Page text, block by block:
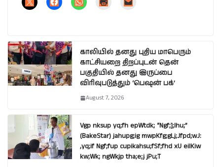
காலியில் தனது புதிய மாபெரும்
காட்சியறை திறப்புடன் தென்
பகுதியில் தனது இருப்பை
விரிவுபடுத்தும் ‘பெஷன் பக்’
August 7, 2026
Vgp nksup yq;fh epWtdk; “Ngf;];lhu;”
(BakeStar) jahupg;ig mwpKfg;gLj;Jfpd;wJ:
,yq;if Ngf;fup cupikahsu;fSf;fhd xU eilKiw
kw;Wk; ngWkjp tha;e;j jPu;T